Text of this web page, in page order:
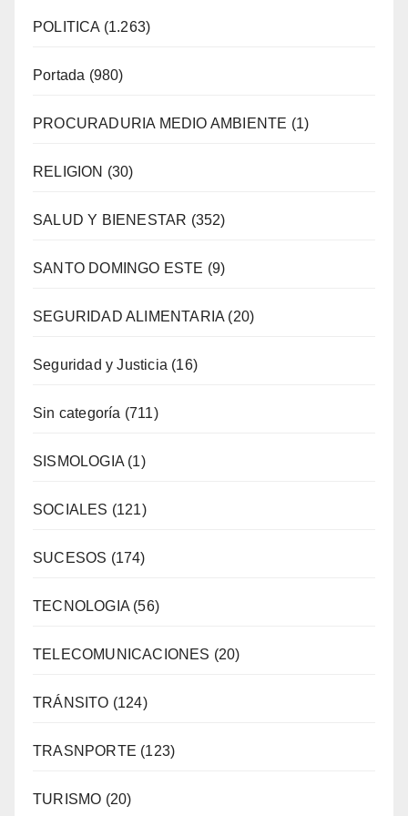
POLITICA (1.263)
Portada (980)
PROCURADURIA MEDIO AMBIENTE (1)
RELIGION (30)
SALUD Y BIENESTAR (352)
SANTO DOMINGO ESTE (9)
SEGURIDAD ALIMENTARIA (20)
Seguridad y Justicia (16)
Sin categoría (711)
SISMOLOGIA (1)
SOCIALES (121)
SUCESOS (174)
TECNOLOGIA (56)
TELECOMUNICACIONES (20)
TRÁNSITO (124)
TRASNPORTE (123)
TURISMO (20)